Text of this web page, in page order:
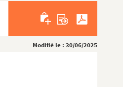
Modifié le : 30/06/2025